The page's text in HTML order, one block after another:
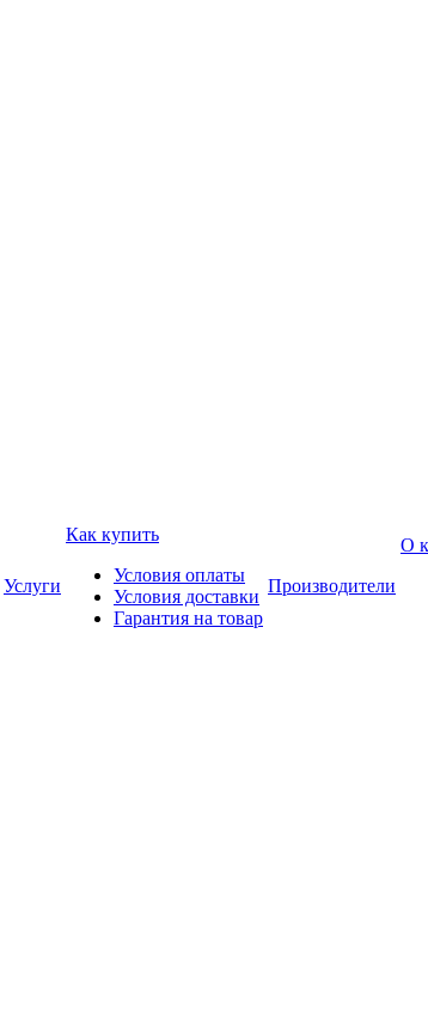
Услуги
Как купить
Условия оплаты
Условия доставки
Гарантия на товар
Производители
О